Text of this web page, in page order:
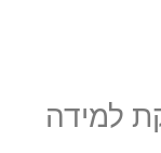
למידה